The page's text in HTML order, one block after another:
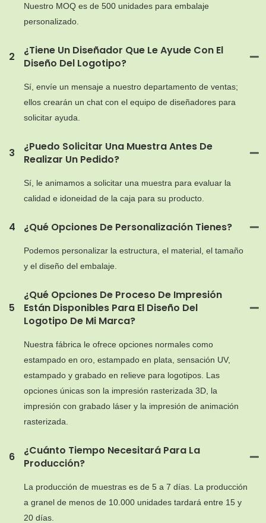
Nuestro MOQ es de 500 unidades para embalaje
personalizado.
2
¿Tiene Un Diseñador Que Le Ayude Con El
Diseño Del Logotipo?
Sí, envíe un mensaje a nuestro departamento de ventas;
ellos crearán un chat con el equipo de diseñadores para
solicitar ayuda.
3
¿Puedo Solicitar Una Muestra Antes De
Realizar Un Pedido?
Sí, le animamos a solicitar una muestra para evaluar la
calidad e idoneidad de la caja para su producto.
4 ¿Qué Opciones De Personalización Tienes?
Podemos personalizar la estructura, el material, el tamaño
y el diseño del embalaje.
5
¿Qué Opciones De Proceso De Impresión
Están Disponibles Para El Diseño Del
Logotipo De Mi Marca?
Nuestra fábrica le ofrece opciones normales como
estampado en oro, estampado en plata, sensación UV,
estampado y grabado en relieve para logotipos. Las
opciones únicas son la impresión rasterizada 3D, la
impresión con grabado láser y la impresión de animación
rasterizada.
6
¿Cuánto Tiempo Necesitará Para La
Producción?
La producción de muestras es de 5 a 7 días. La producción
a granel de menos de 10.000 unidades tardará entre 15 y
20 días.